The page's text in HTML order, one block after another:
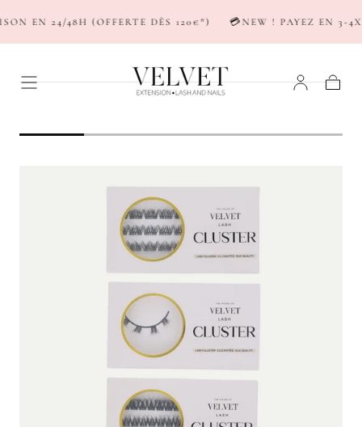
PASSER AU
CONTENU
EN 24/48H (OFFERTE DÈS 120€*) 💳NEW ! PAYEZ EN 3-4X